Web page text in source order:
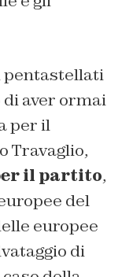
pentastellati
di aver ormai
per il
Travaglio,
il partito,
del
europee
di